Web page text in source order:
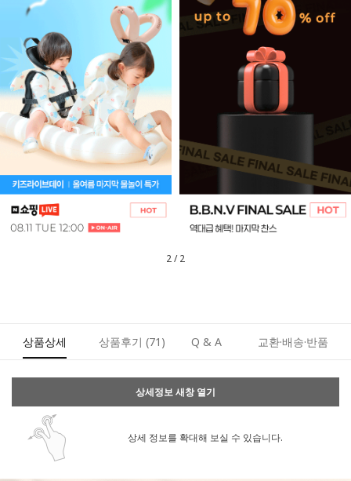
1/2
상품상세 상품후기 (71) Q & A 교환·배송·반품
상세정보 새창 열기
상세 정보를 확대해 보실 수 있습니다.